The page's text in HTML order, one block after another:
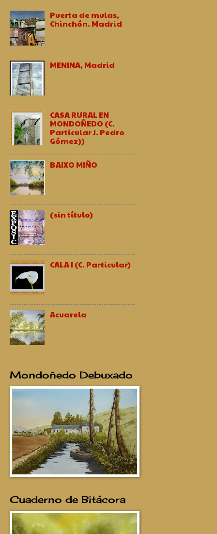
Puerta de mulas,
Chinchón. Madrid
MENINA, Madrid
CASA RURAL EN
MONDOÑEDO (C.
Particular J. Pedro
Gómez))
BAIXO MIÑO
(sin título)
CALA I (C. Particular)
Acuarela
Mondoñedo Debuxado
Cuaderno de Bitácora